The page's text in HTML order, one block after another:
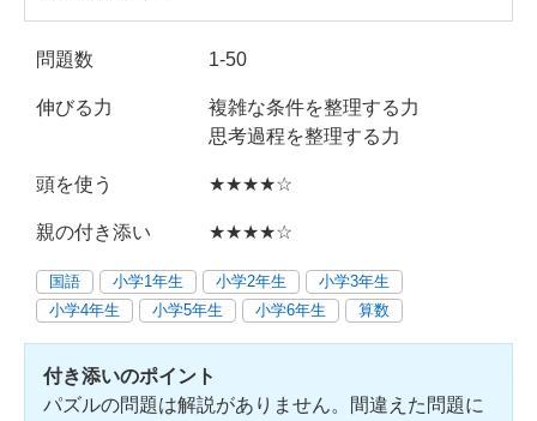
問題数 1-50
伸びる力
複雑な条件を整理する力
思考過程を整理する力
頭を使う ★★★★☆
親の付き添い ★★★★☆
国語 小学1年生 小学2年生
小学3年生
小学4年生
小学5年生 小学6年生 算数
付き添いのポイント
パズルの問題は解説がありません。間違えた問題に